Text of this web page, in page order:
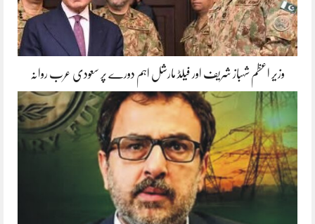
وزیر اعظم شہباز شریف اور فیلڈ مارشل اہم دورے پر سعودی عرب روانہ